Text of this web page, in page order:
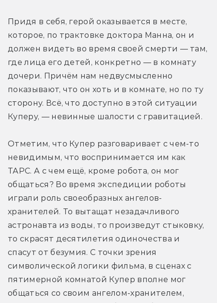
Придя в себя, герой оказывается в месте,
которое, по трактовке доктора Манна, он и
должен видеть во время своей смерти — там,
где лица его детей, конкретно — в комнату
дочери. Причём нам недвусмысленно
показывают, что он хоть и в комнате, но по ту
сторону. Всё, что доступно в этой ситуации
Куперу, — невинные шалости с гравитацией.
Отметим, что Купер разговаривает с чем-то
невидимым, что воспринимается им как
ТАРС. А с чем ещё, кроме робота, он мог
общаться? Во время экспедиции роботы
играли роль своеобразных ангелов-
хранителей. То вытащат незадачливого
астронавта из воды, то произведут стыковку,
то скрасят десятилетия одиночества и
спасут от безумия. С точки зрения
символической логики фильма, в сценах с
пятимерной комнатой Купер вполне мог
общаться со своим ангелом-хранителем,